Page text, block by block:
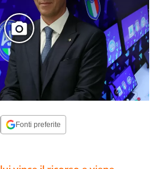
Fonti preferite